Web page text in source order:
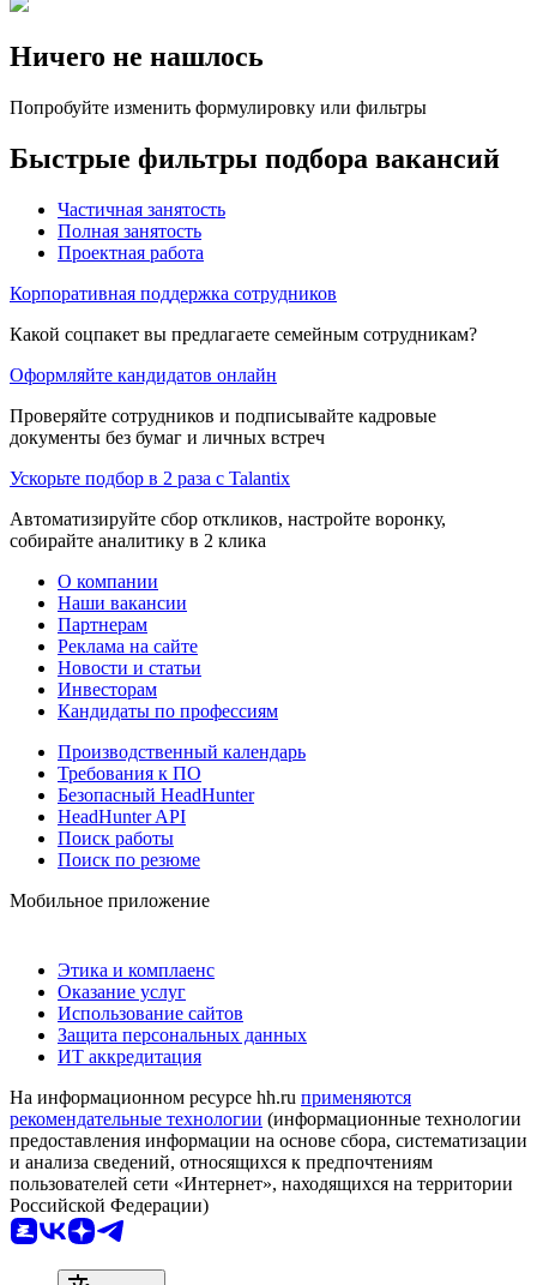
Ничего не нашлось
Попробуйте изменить формулировку или фильтры
Быстрые фильтры подбора вакансий
Частичная занятость
Полная занятость
Проектная работа
Корпоративная поддержка сотрудников
Какой соцпакет вы предлагаете семейным сотрудникам?
Оформляйте кандидатов онлайн
Проверяйте сотрудников и подписывайте кадровые
документы без бумаг и личных встреч
Ускорьте подбор в 2 раза с Talantix
Автоматизируйте сбор откликов, настройте воронку,
собирайте аналитику в 2 клика
О компании
Наши вакансии
Партнерам
Реклама на сайте
Новости и статьи
Инвесторам
Кандидаты по профессиям
Производственный календарь
Требования к ПО
Безопасный HeadHunter
HeadHunter API
Поиск работы
Поиск по резюме
Мобильное приложение
Этика и комплаенс
Оказание услуг
Использование сайтов
Защита персональных данных
ИТ аккредитация
На информационном ресурсе hh.ru применяются
рекомендательные технологии (информационные технологии
предоставления информации на основе сбора, систематизации
и анализа сведений, относящихся к предпочтениям
пользователей сети «Интернет», находящихся на территории
Российской Федерации)